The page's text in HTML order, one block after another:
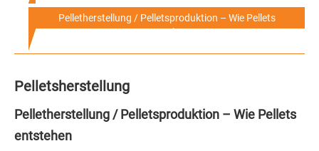
Pelletherstellung / Pelletsproduktion – Wie Pellets
entstehen
Pelletsherstellung
Pelletherstellung / Pelletsproduktion – Wie Pellets
entstehen